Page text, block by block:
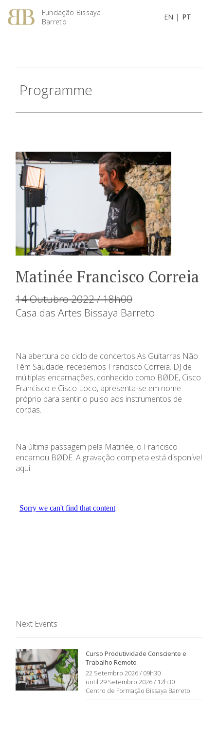
Fundação Bissaya
Barreto
EN | PT
Programme
Matinée Francisco Correia
14 Outubro 2022 / 18h00
Casa das Artes Bissaya Barreto
Na abertura do ciclo de concertos As Guitarras Não
Têm Saudade, recebemos Francisco Correia. DJ de
múltiplas encarnações, conhecido como BØDE, Cisco
Francisco e Cisco Loco, apresenta-se em nome
próprio para sentir o pulso aos instrumentos de
cordas.
Na última passagem pela Matinée, o Francisco
encarnou BØDE. A gravação completa está disponível
aqui:
Next Events
Curso Produtividade Consciente e
Trabalho Remoto
22 Setembro 2026 / 09h30
until 29 Setembro 2026 / 12h30
Centro de Formação Bissaya Barreto